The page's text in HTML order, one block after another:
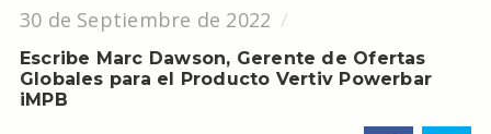
30 de Septiembre de 2022
Escribe Marc Dawson, Gerente de Ofertas
Globales para el Producto Vertiv Powerbar
iMPB